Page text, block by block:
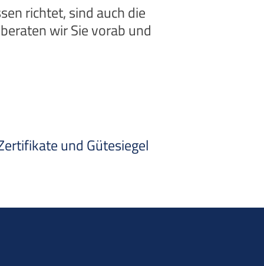
richtet, sind auch die
wir Sie vorab und
und Gütesiegel